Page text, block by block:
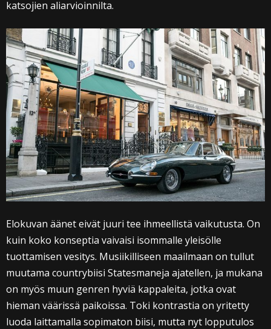
katsojien aliarvioinnilta.
Elokuvan äänet eivät juuri tee ihmeellistä vaikutusta. On
kuin koko konseptia vaivaisi isommalle yleisölle
tuottamisen vesitys. Musiikilliseen maailmaan on tullut
muutama countrybiisi Statesmaneja ajatellen, ja mukana
on myös muun genren hyviä kappaleita, jotka ovat
hieman väärissä paikoissa. Toki kontrastia on yritetty
luoda laittamalla sopimaton biisi, mutta nyt lopputulos